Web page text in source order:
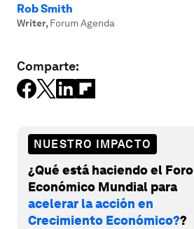
Rob Smith
Writer, Forum Agenda
Comparte:
NUESTRO IMPACTO
¿Qué está haciendo el Foro
Económico Mundial para
acelerar la acción en
Crecimiento Económico??